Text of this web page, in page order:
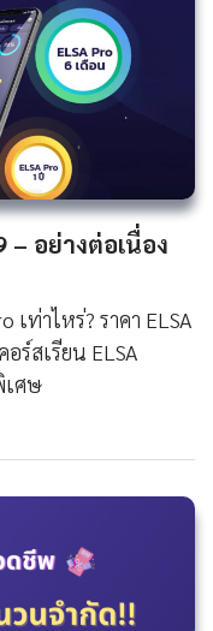
– อย่างต่อเนื่อง
เท่าไหร่? ราคา ELSA
ร์สเรียน ELSA
เศษ